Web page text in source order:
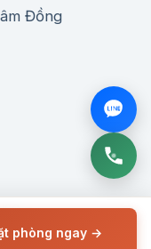
Đồng
–
phòng ngay →